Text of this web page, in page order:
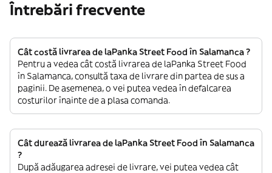
Întrebări frecvente
Cât costă livrarea de laPanka Street Food în Salamanca ?
Pentru a vedea cât costă livrarea de laPanka Street Food
în Salamanca, consultă taxa de livrare din partea de sus a
paginii. De asemenea, o vei putea vedea în defalcarea
costurilor înainte de a plasa comanda.
Cât durează livrarea de laPanka Street Food în Salamanca
?
După adăugarea adresei de livrare, vei putea vedea cât